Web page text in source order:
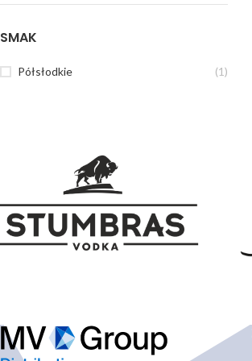
SMAK
Półsłodkie (1)